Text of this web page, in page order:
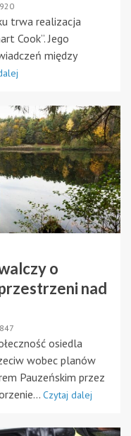
920
trwa realizacja
Cook”. Jego
między
o
nad
osiedla
wobec planów
Pauzeńskim przez
Czytaj dalej